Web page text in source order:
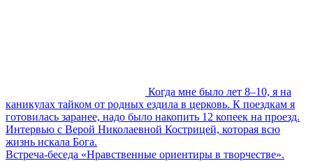
Когда мне было лет 8–10, я на
каникулах тайком от родных ездила в церковь. К поездкам я
готовилась заранее, надо было накопить 12 копеек на проезд.
Интервью с Верой Николаевной Кострицей, которая всю
жизнь искала Бога.
Встреча-беседа «Нравственные ориентиры в творчестве».